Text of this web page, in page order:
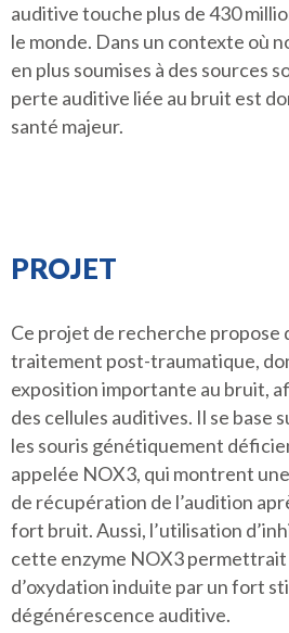
auditive touche plus de 430
le monde. Dans un contexte où
en plus soumises à des sources
perte auditive liée au bruit est
santé majeur.
PROJET
Ce projet de recherche propose
traitement post-traumatique,
exposition importante au bruit,
des cellules auditives. Il se base
les souris génétiquement
appelée NOX3, qui montrent
de récupération de l’audition
fort bruit. Aussi, l’utilisation
cette enzyme NOX3 permettrait
d’oxydation induite par un fort
dégénérescence auditive.